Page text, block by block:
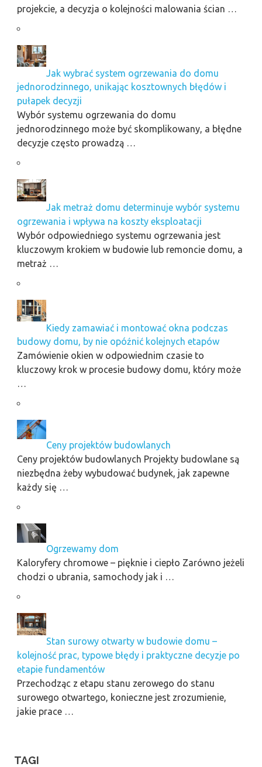
projekcie, a decyzja o kolejności malowania ścian …
Jak wybrać system ogrzewania do domu
jednorodzinnego, unikając kosztownych błędów i
pułapek decyzji
Wybór systemu ogrzewania do domu
jednorodzinnego może być skomplikowany, a błędne
decyzje często prowadzą …
Jak metraż domu determinuje wybór systemu
ogrzewania i wpływa na koszty eksploatacji
Wybór odpowiedniego systemu ogrzewania jest
kluczowym krokiem w budowie lub remoncie domu, a
metraż …
Kiedy zamawiać i montować okna podczas
budowy domu, by nie opóźnić kolejnych etapów
Zamówienie okien w odpowiednim czasie to
kluczowy krok w procesie budowy domu, który może
…
Ceny projektów budowlanych
Ceny projektów budowlanych Projekty budowlane są
niezbędna żeby wybudować budynek, jak zapewne
każdy się …
Ogrzewamy dom
Kaloryfery chromowe – pięknie i ciepło Zarówno jeżeli
chodzi o ubrania, samochody jak i …
Stan surowy otwarty w budowie domu –
kolejność prac, typowe błędy i praktyczne decyzje po
etapie fundamentów
Przechodząc z etapu stanu zerowego do stanu
surowego otwartego, konieczne jest zrozumienie,
jakie prace …
TAGI